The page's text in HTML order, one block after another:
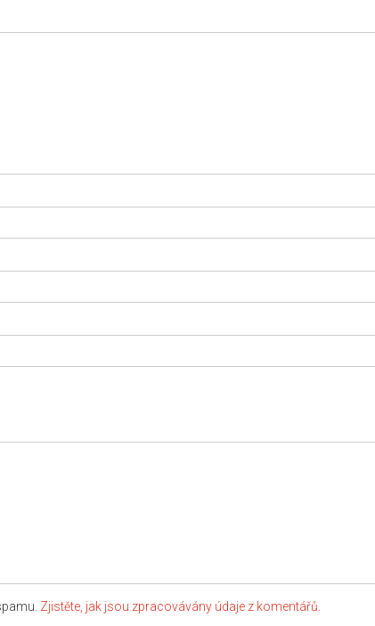
Zjistěte, jak jsou zpracovávány údaje z komentářů.